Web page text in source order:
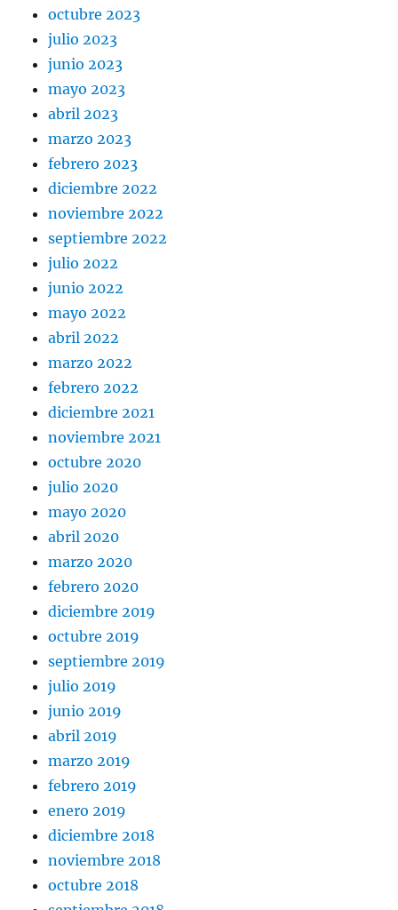
octubre 2023
julio 2023
junio 2023
mayo 2023
abril 2023
marzo 2023
febrero 2023
diciembre 2022
noviembre 2022
septiembre 2022
julio 2022
junio 2022
mayo 2022
abril 2022
marzo 2022
febrero 2022
diciembre 2021
noviembre 2021
octubre 2020
julio 2020
mayo 2020
abril 2020
marzo 2020
febrero 2020
diciembre 2019
octubre 2019
septiembre 2019
julio 2019
junio 2019
abril 2019
marzo 2019
febrero 2019
enero 2019
diciembre 2018
noviembre 2018
octubre 2018